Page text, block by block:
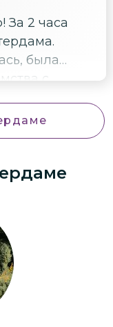
За 2 часа
была
с